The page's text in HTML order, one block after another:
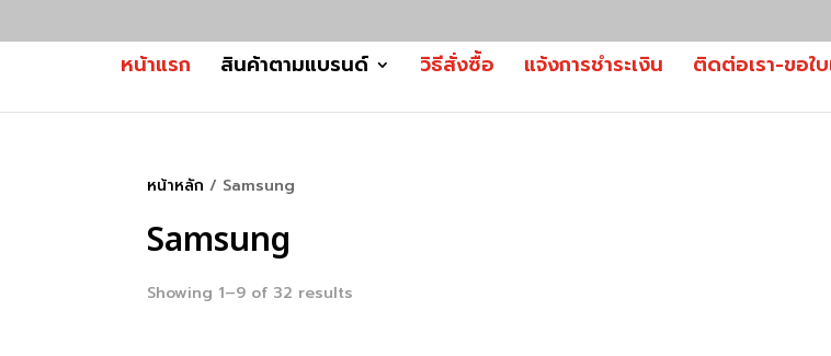
หน้าแรก สินค้าตามแบรนด์ วิธีสั่งซื้อ แจ้งการชำระเงิน ติดต่อเรา-ขอใ
หน้าหลัก / Samsung
Samsung
Showing 1–9 of 32 results